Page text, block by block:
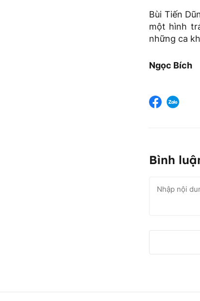
Bùi Tiến
một hình
những ca
Ngọc Bích
Bình